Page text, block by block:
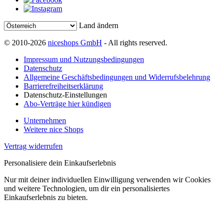
Land ändern
© 2010-2026 niceshops GmbH - All rights reserved.
Impressum und Nutzungsbedingungen
Datenschutz
Allgemeine Geschäftsbedingungen und Widerrufsbelehrung
Barrierefreiheitserklärung
Datenschutz-Einstellungen
Abo-Verträge hier kündigen
Unternehmen
Weitere nice Shops
Vertrag widerrufen
Personalisiere dein Einkaufserlebnis
Nur mit deiner individuellen Einwilligung verwenden wir Cookies
und weitere Technologien, um dir ein personalisiertes
Einkaufserlebnis zu bieten.